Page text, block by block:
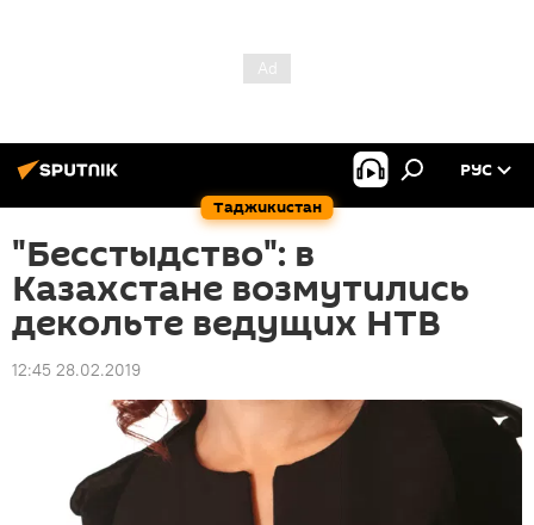
Таджикистан
РУС
"Бесстыдство": в
Казахстане возмутились
декольте ведущих НТВ
12:45 28.02.2019